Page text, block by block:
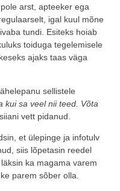
arst, apteeker ega
igal kuul mõne
tundi. Esiteks hoiab
toiduga tegelemisele
ajaks taas väga
sellistele
kui sa veel nii teed. Võta
vett pidanud.
et ülepinge ja infotulv
siis lõpetasin reedel
ka magama varem
parem sõber olla.